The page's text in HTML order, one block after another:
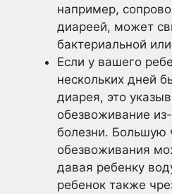
например,
диареей, может
бактериальной
Если у вашего
нескольких дней
диарея, это
обезвоживание
болезни. Большую
обезвоживания
давая ребенку
ребенок также